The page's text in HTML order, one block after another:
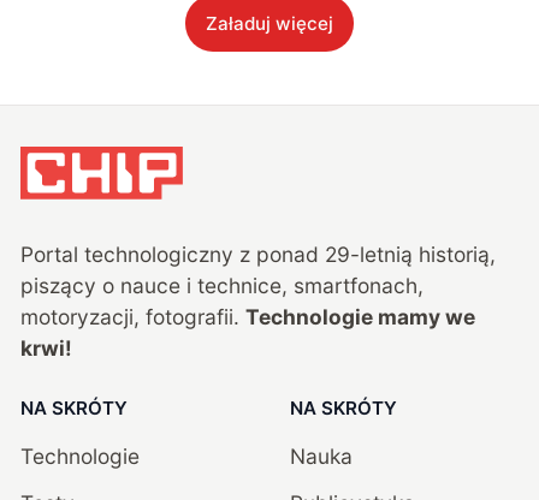
Załaduj więcej
Portal technologiczny z ponad 29-letnią historią,
piszący o nauce i technice, smartfonach,
motoryzacji, fotografii. Technologie mamy we
krwi!
NA SKRÓTY
Technologie
NA SKRÓTY
Nauka